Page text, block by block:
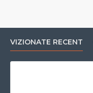
VIZIONATE RECENT